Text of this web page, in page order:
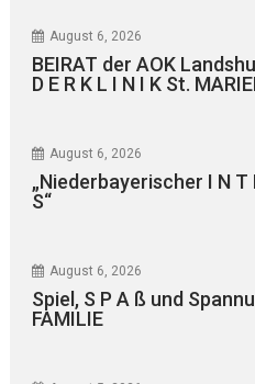
August 6, 2026
BEIRAT der AOK
D E R K L I N I K St.
August 6, 2026
„Niederbayerischer I N T
S“
August 6, 2026
Spiel, S P A ß und
FAMILIE